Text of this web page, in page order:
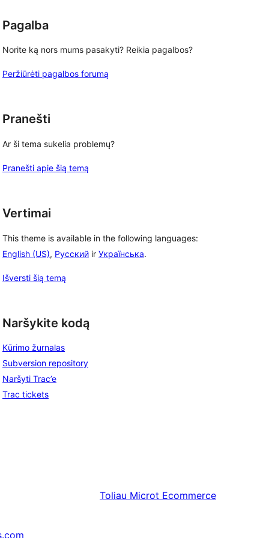
Pagalba
Norite ką nors mums pasakyti? Reikia pagalbos?
Peržiūrėti pagalbos forumą
Pranešti
Ar ši tema sukelia problemų?
Pranešti apie šią temą
Vertimai
This theme is available in the following languages:
English (US), Русский ir Українська.
Išversti šią temą
Naršykite kodą
Kūrimo žurnalas
Subversion repository
Naršyti Trac’e
Trac tickets
Toliau Microt Ecommerce